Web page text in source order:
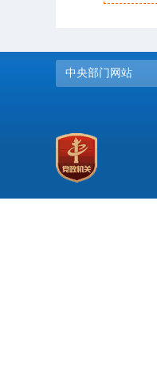
中央部门网站